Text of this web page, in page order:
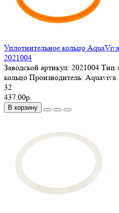
Уплотнительное кольцо
2021004
Заводской артикул: 2021004 Тип
кольцо Производитель: Aquaviva
32
437.00р.
В корзину